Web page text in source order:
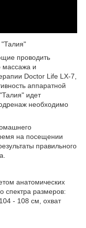
проводить
массажа и
Doctor Life LX-7,
аппаратной
идет
необходимо
на посещении
правильного
анатомических
спектра размеров:
- 108 см, охват